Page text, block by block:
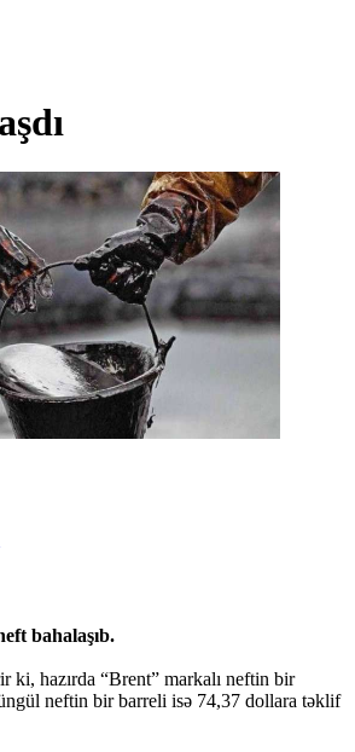
bahalaşıb.
ki, hazırda “Brent” markalı neftin bir
neftin bir barreli isə 74,37 dollara təklif